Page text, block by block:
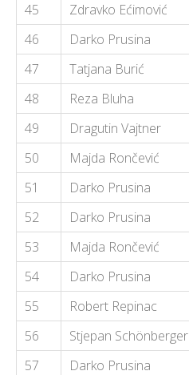
45
Zdravko Ećimović
46
Darko Prusina
47
Tatjana Burić
48
Reza Bluha
49
Dragutin Vajtner
50
Majda Rončević
51
Darko Prusina
52
Darko Prusina
53
Majda Rončević
54
Darko Prusina
55
Robert Repinac
56
Stjepan Schönberger
57
Darko Prusina